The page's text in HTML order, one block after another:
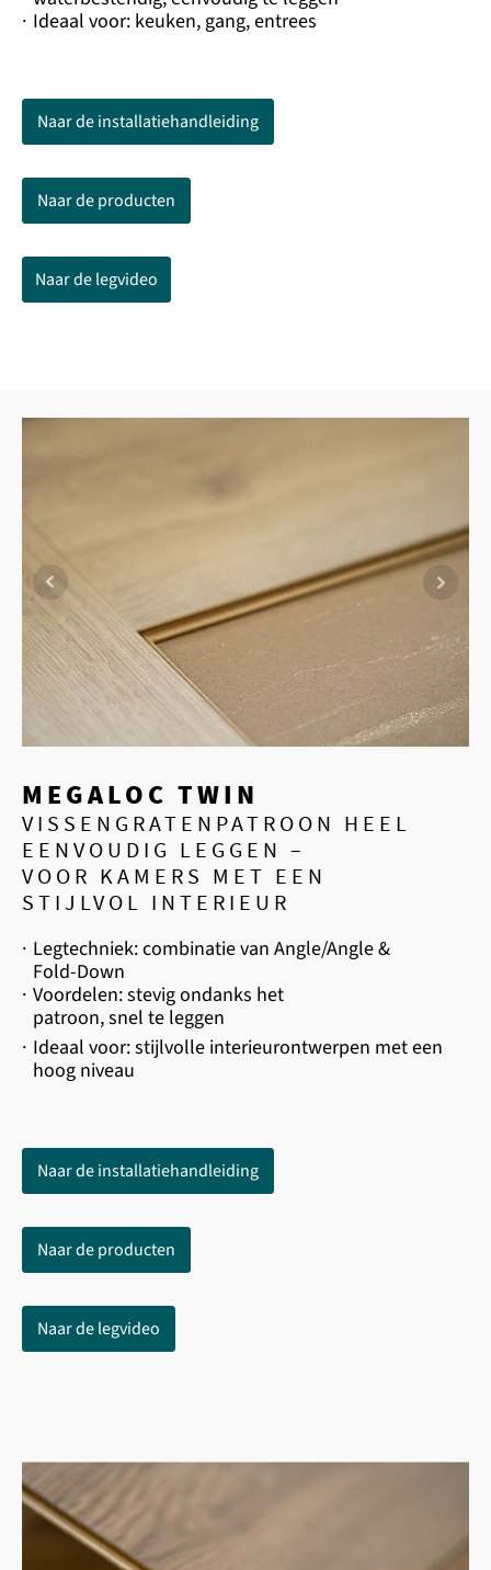
· Ideaal voor: keuken, gang, entrees
Naar de installatiehandleiding
Naar de producten
Naar de legvideo
MEGALOC TWIN
VISSENGRATENPATROON HEEL
EENVOUDIG LEGGEN –
VOOR KAMERS MET EEN
STIJLVOL INTERIEUR
· Legtechniek: combinatie van Angle/Angle &
Fold-Down
· Voordelen: stevig ondanks het
patroon, snel te leggen
· Ideaal voor: stijlvolle interieurontwerpen met een
hoog niveau
Naar de installatiehandleiding
Naar de producten
Naar de legvideo